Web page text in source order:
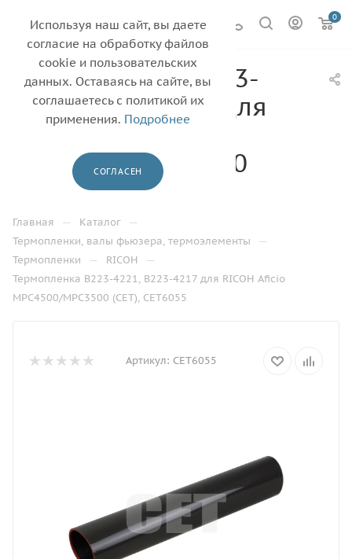
0
Термопленка B223-
4221, B223-4217 для
RICOH Aficio
MPC4500/MPC3500
(CET), CET6055
Главная — Каталог —
Термопленки, валы фьюзера, термоэлементы —
Термопленки — RICOH —
Термопленка B223-4221, B223-4217 для RICOH Aficio
MPC4500/MPC3500 (CET), CET6055
Артикул: CET6055
Используя наш сайт, вы даете
согласие на обработку файлов
cookie и пользовательских
данных. Оставаясь на сайте, вы
соглашаетесь с политикой их
применения. Подробнее
СОГЛАСЕН